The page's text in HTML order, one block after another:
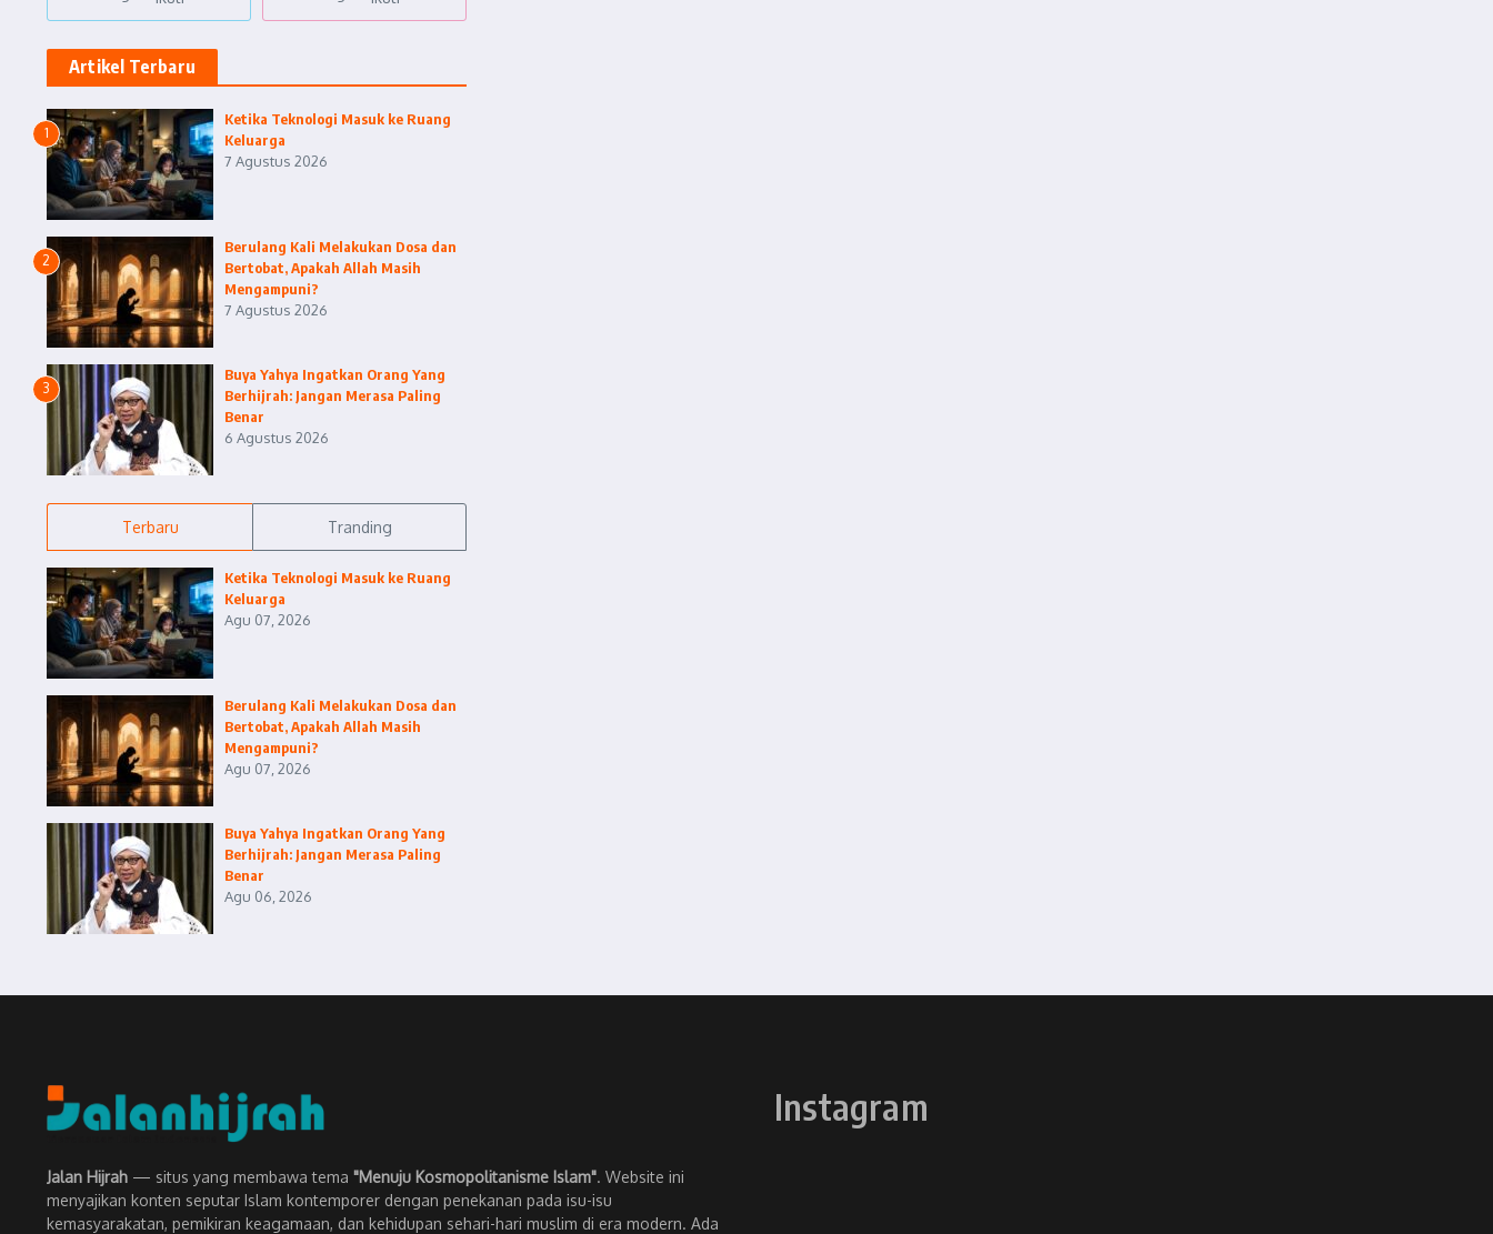
Artikel Terbaru
1
Ketika Teknologi Masuk ke Ruang
Keluarga
7 Agustus 2026
2
Berulang Kali Melakukan Dosa dan
Bertobat, Apakah Allah Masih
Mengampuni?
7 Agustus 2026
3
Buya Yahya Ingatkan Orang Yang
Berhijrah: Jangan Merasa Paling
Benar
6 Agustus 2026
Terbaru Tranding
Ketika Teknologi Masuk ke Ruang
Keluarga
Agu 07, 2026
Berulang Kali Melakukan Dosa dan
Bertobat, Apakah Allah Masih
Mengampuni?
Agu 07, 2026
Buya Yahya Ingatkan Orang Yang
Berhijrah: Jangan Merasa Paling
Benar
Agu 06, 2026
Jalan Hijrah — situs yang membawa tema "Menuju Kosmopolitanisme Islam". Website ini
menyajikan konten seputar Islam kontemporer dengan penekanan pada isu-isu
kemasyarakatan, pemikiran keagamaan, dan kehidupan sehari-hari muslim di era modern. Ada
Instagram